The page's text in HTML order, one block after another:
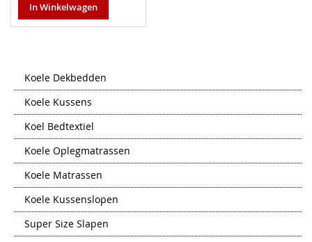
In Winkelwagen
Koele Dekbedden
Koele Kussens
Koel Bedtextiel
Koele Oplegmatrassen
Koele Matrassen
Koele Kussenslopen
Super Size Slapen